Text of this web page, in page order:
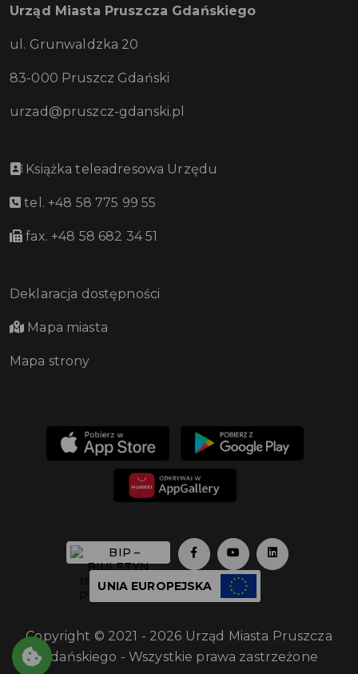
Urząd Miasta Pruszcza Gdańskiego
ul. Grunwaldzka 20
83-000 Pruszcz Gdański
urzad@pruszcz-gdanski.pl
Książka teleadresowa Urzędu
tel. +48 58 775 99 55
fax. +48 58 682 34 51
Deklaracja dostępności
Mapa miasta
Mapa strony
UNIA EUROPEJSKA
Copyright © 2021 - 2026 Urząd Miasta Pruszcza
Gdańskiego - Wszystkie prawa zastrzeżone